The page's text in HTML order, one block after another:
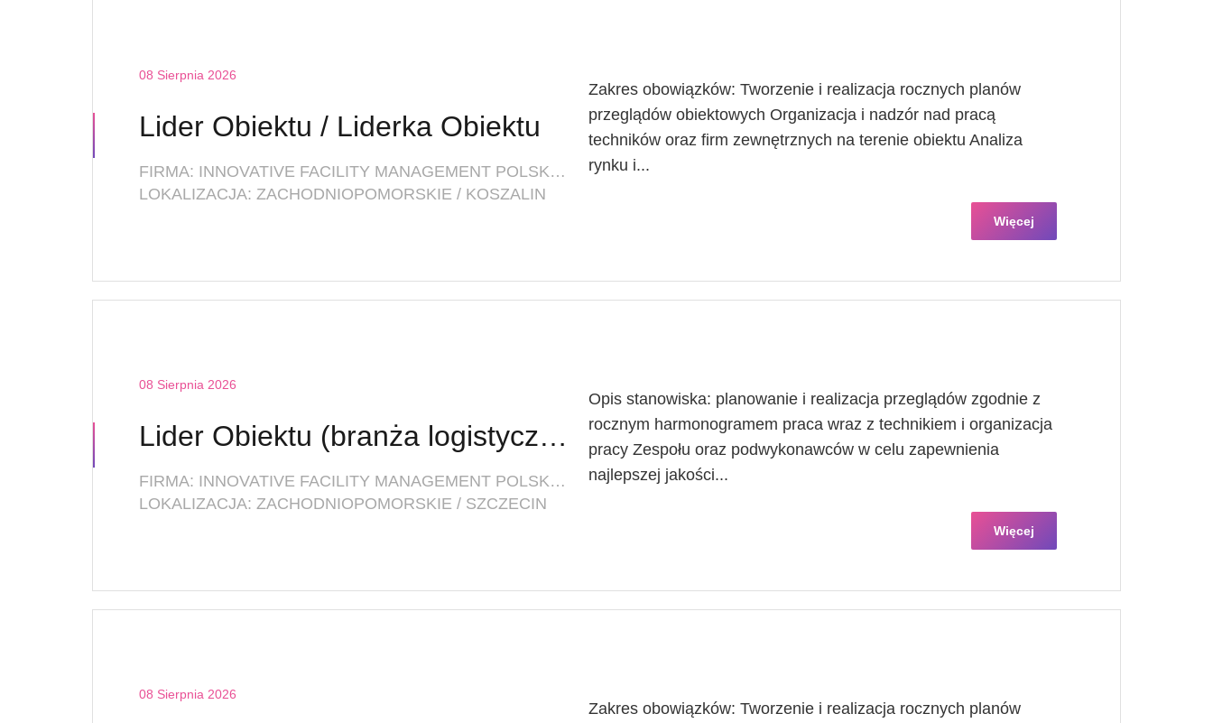
08 Sierpnia 2026
Lider Obiektu / Liderka Obiektu
FIRMA: INNOVATIVE FACILITY MANAGEMENT POLSKA SP. Z O. O.
LOKALIZACJA: ZACHODNIOPOMORSKIE / KOSZALIN
Zakres obowiązków: Tworzenie i realizacja rocznych planów
przeglądów obiektowych Organizacja i nadzór nad pracą
techników oraz firm zewnętrznych na terenie obiektu Analiza
rynku i...
Więcej
08 Sierpnia 2026
Lider Obiektu (branża logistyczna)
FIRMA: INNOVATIVE FACILITY MANAGEMENT POLSKA SP. Z O. O.
LOKALIZACJA: ZACHODNIOPOMORSKIE / SZCZECIN
Opis stanowiska: planowanie i realizacja przeglądów zgodnie z
rocznym harmonogramem praca wraz z technikiem i organizacja
pracy Zespołu oraz podwykonawców w celu zapewnienia
najlepszej jakości...
Więcej
08 Sierpnia 2026
Zakres obowiązków: Tworzenie i realizacja rocznych planów